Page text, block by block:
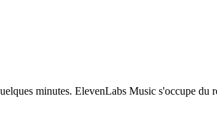
minutes. ElevenLabs Music s'occupe du